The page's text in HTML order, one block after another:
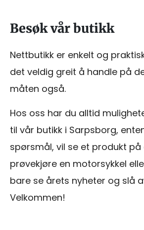
Besøk vår butikk
Nettbutikk er enkelt og
det veldig greit å handle på
måten også.
Hos oss har du alltid
til vår butikk i Sarpsborg,
spørsmål, vil se et produkt på
prøvekjøre en motorsykkel
bare se årets nyheter og slå
Velkommen!